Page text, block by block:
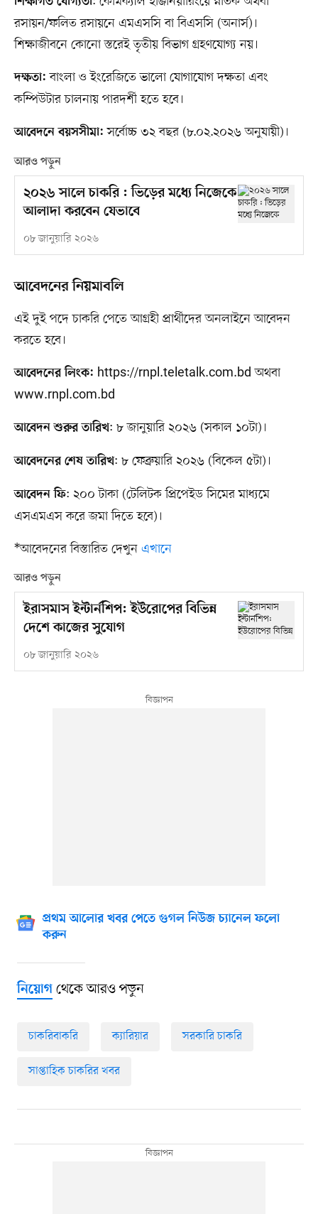
রসায়ন/ফলিত রসায়নে এমএসসি বা বিএসসি (অনার্স)।
শিক্ষাজীবনে কোনো স্তরেই তৃতীয় বিভাগ গ্রহণযোগ্য নয়।
দক্ষতা: বাংলা ও ইংরেজিতে ভালো যোগাযোগ দক্ষতা এবং
কম্পিউটার চালনায় পারদর্শী হতে হবে।
আবেদনে বয়সসীমা: সর্বোচ্চ ৩২ বছর (৮.০২.২০২৬ অনুযায়ী)।
আরও পড়ুন
২০২৬ সালে চাকরি : ভিড়ের মধ্যে নিজেকে
আলাদা করবেন যেভাবে
০৮ জানুয়ারি ২০২৬
আবেদনের নিয়মাবলি
এই দুই পদে চাকরি পেতে আগ্রহী প্রার্থীদের অনলাইনে আবেদন
করতে হবে।
আবেদনের লিংক: https://rnpl.teletalk.com.bd অথবা
www.rnpl.com.bd
আবেদন শুরুর তারিখ: ৮ জানুয়ারি ২০২৬ (সকাল ১০টা)।
আবেদনের শেষ তারিখ: ৮ ফেব্রুয়ারি ২০২৬ (বিকেল ৫টা)।
আবেদন ফি: ২০০ টাকা (টেলিটক প্রিপেইড সিমের মাধ্যমে
এসএমএস করে জমা দিতে হবে)।
*আবেদনের বিস্তারিত দেখুন এখানে
আরও পড়ুন
ইরাসমাস ইন্টার্নশিপ: ইউরোপের বিভিন্ন
দেশে কাজের সুযোগ
০৮ জানুয়ারি ২০২৬
প্রথম আলোর খবর পেতে গুগল নিউজ চ্যানেল ফলো
করুন
নিয়োগথেকে আরও পড়ুন
চাকরিবাকরি ক্যারিয়ার সরকারি চাকরি
সাপ্তাহিক চাকরির খবর